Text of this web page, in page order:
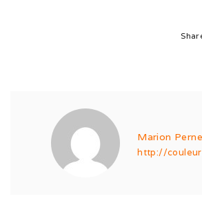
En famille au Ballon d’Alsace
Les trois clones (09/21)
Païko et les filles (03/21)
Marion
http://